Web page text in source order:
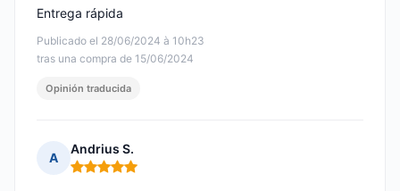
Publicado el 28/06/2024 à 10h23
tras una compra de 15/06/2024
Entrega rápida
Opinión traducida
A
Andrius S.
Nota: 5 de 5